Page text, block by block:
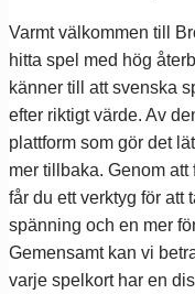
Varmt välkommen till
hitta spel med hög
känner till att svenska
efter riktigt värde. Av
plattform som gör det
mer tillbaka. Genom
får du ett verktyg för att
spänning och en mer
Gemensamt kan vi
varje spelkort har en